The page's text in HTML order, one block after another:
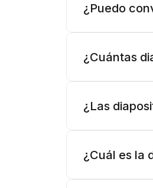
¿Puedo
¿Cuántas
¿Las
¿Cuál es la